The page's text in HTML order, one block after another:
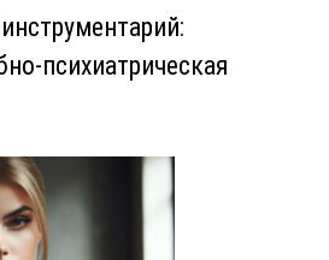
психиатрическая